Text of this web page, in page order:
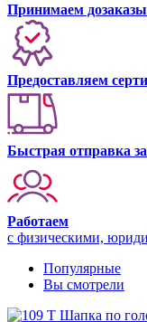
Принимаем дозаказы
Предоставляем
Быстрая отправка
Работаем
с физическими,
Популярные
Вы смотрели